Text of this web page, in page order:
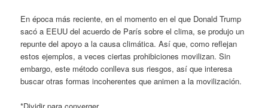
En época más reciente, en el momento en el que Donald Trump
sacó a EEUU del acuerdo de París sobre el clima, se produjo un
repunte del apoyo a la causa climática. Así que, como reflejan
estos ejemplos, a veces ciertas prohibiciones movilizan. Sin
embargo, este método conlleva sus riesgos, así que interesa
buscar otras formas incoherentes que animen a la movilización.